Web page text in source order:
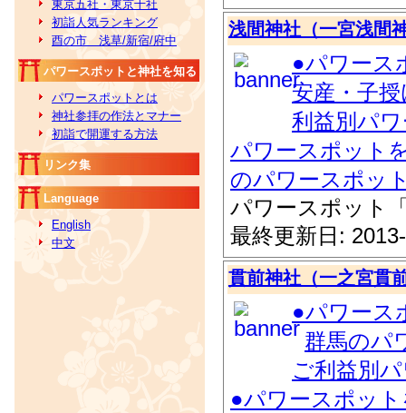
東京五社・東京十社
初詣人気ランキング
酉の市 浅草/新宿/府中
パワースポットと神社を知る
パワースポットとは
神社参拝の作法とマナー
初詣で開運する方法
リンク集
Language
English
中文
浅間神社（一宮浅間
●パワース
安産・子
利益別パ
パワースポット
のパワースポッ
パワースポット
最終更新日:
貫前神社（一之宮貫
●パワース
群馬のパ
ご利益別
●パワースポッ